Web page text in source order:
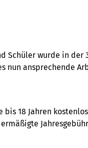
Schüler wurde in der
nun ansprechende
18 Jahren
Jahresgebühr